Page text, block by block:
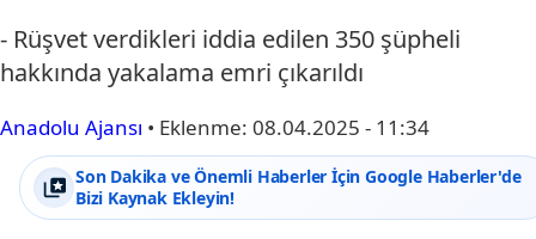
- Rüşvet verdikleri iddia edilen 350 şüpheli
hakkında yakalama emri çıkarıldı
Anadolu Ajansı • Eklenme: 08.04.2025 - 11:34
Son Dakika ve Önemli Haberler İçin Google Haberler'de
Bizi Kaynak Ekleyin!